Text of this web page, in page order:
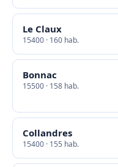
Le Claux
15400 · 160 hab.
Bonnac
15500 · 158 hab.
Collandres
15400 · 155 hab.